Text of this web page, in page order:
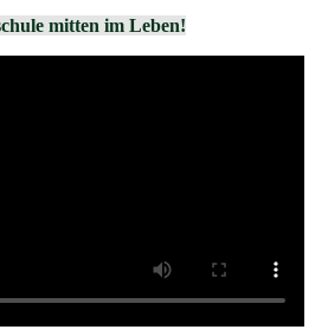
mitten im Leben!